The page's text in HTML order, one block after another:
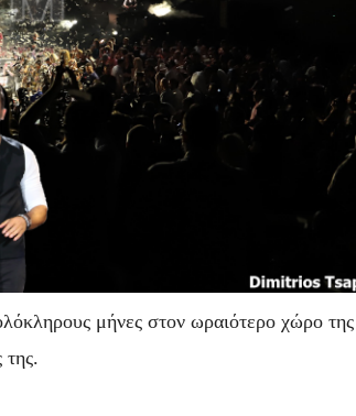
μήνες στον ωραιότερο χώρο της
της.